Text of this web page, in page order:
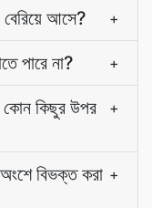
আসে? +
পারে না? +
কোন কিছুর উপর
+
বিভক্ত করা +